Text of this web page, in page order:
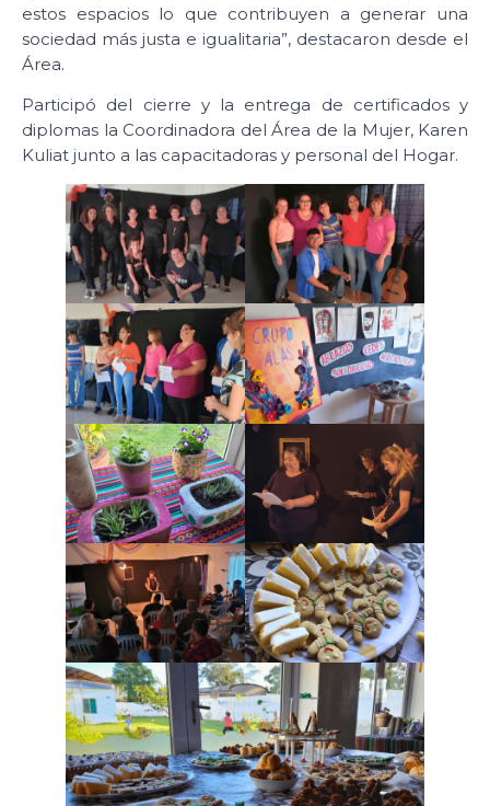
estos espacios lo que contribuyen a generar una
sociedad más justa e igualitaria”, destacaron desde el
Área.
Participó del cierre y la entrega de certificados y
diplomas la Coordinadora del Área de la Mujer, Karen
Kuliat junto a las capacitadoras y personal del Hogar.